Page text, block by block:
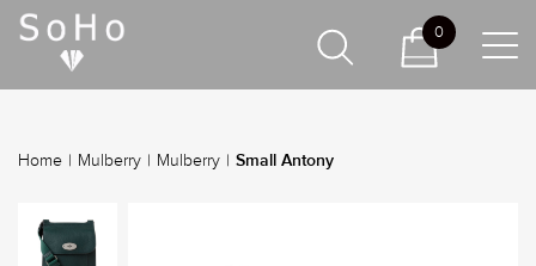
Home | Mulberry | Mulberry | Small Antony
0